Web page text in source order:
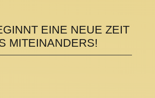
EINE NEUE ZEIT
MITEINANDERS!